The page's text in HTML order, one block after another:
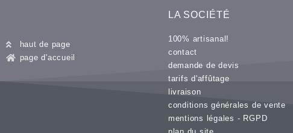
haut de page
page d'accueil
LA SOCIÉTÉ
100% artisanal!
contact
demande de devis
tarifs d'affûtage
livraison
conditions générales de vente
mentions légales - RGPD